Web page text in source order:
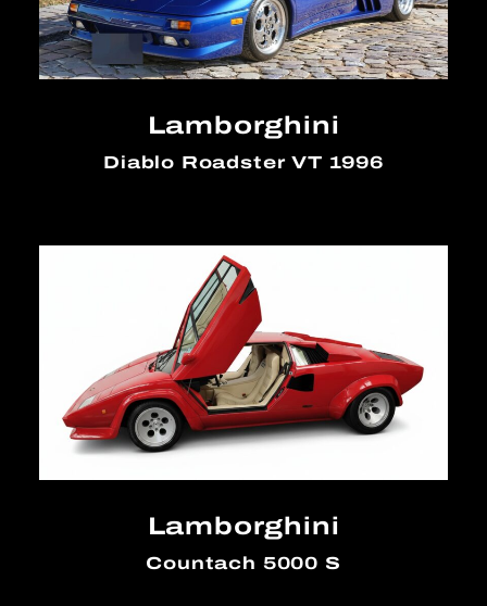
Lamborghini
Diablo Roadster VT 1996
Lamborghini
Countach 5000 S